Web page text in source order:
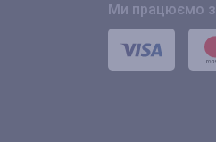
Ми працюємо з